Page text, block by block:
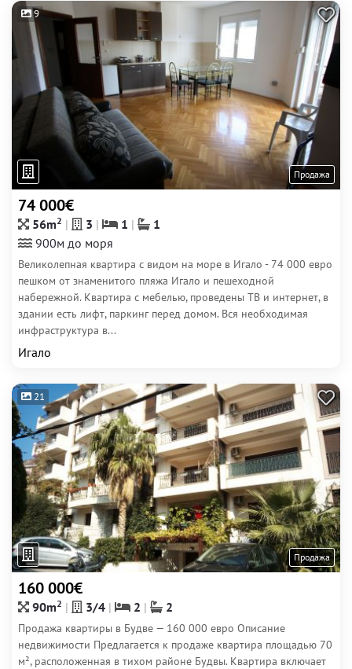
9
Продажа
74 000€
56m2 3 1
1
900м до моря
Великолепная квартира с видом на море в Игало - 74 000 евро
пешком от знаменитого пляжа Игало и пешеходной
набережной. Квартира с мебелью, проведены ТВ и интернет, в
здании есть лифт, паркинг перед домом. Вся необходимая
инфраструктура в...
Игало
21
Продажа
160 000€
90m2 3/4 2 2
Продажа квартиры в Будве — 160 000 евро Описание
недвижимости Предлагается к продаже квартира площадью 70
м², расположенная в тихом районе Будвы. Квартира включает